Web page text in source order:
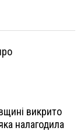
викрито
налагодила